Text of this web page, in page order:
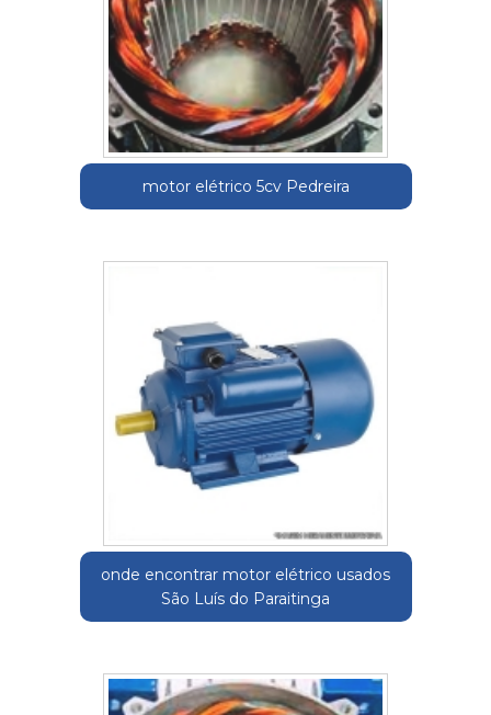
motor elétrico 5cv Pedreira
onde encontrar motor elétrico usados
São Luís do Paraitinga